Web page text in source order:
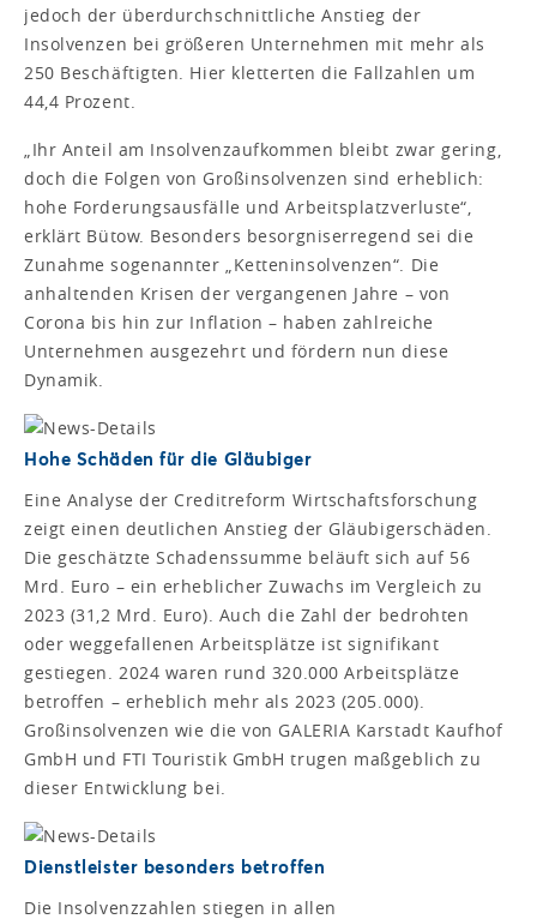
jedoch der überdurchschnittliche Anstieg der
Insolvenzen bei größeren Unternehmen mit mehr als
250 Beschäftigten. Hier kletterten die Fallzahlen um
44,4 Prozent.
„Ihr Anteil am Insolvenzaufkommen bleibt zwar gering,
doch die Folgen von Großinsolvenzen sind erheblich:
hohe Forderungsausfälle und Arbeitsplatzverluste“,
erklärt Bütow. Besonders besorgniserregend sei die
Zunahme sogenannter „Ketteninsolvenzen“. Die
anhaltenden Krisen der vergangenen Jahre – von
Corona bis hin zur Inflation – haben zahlreiche
Unternehmen ausgezehrt und fördern nun diese
Dynamik.
Hohe Schäden für die Gläubiger
Eine Analyse der Creditreform Wirtschaftsforschung
zeigt einen deutlichen Anstieg der Gläubigerschäden.
Die geschätzte Schadenssumme beläuft sich auf 56
Mrd. Euro – ein erheblicher Zuwachs im Vergleich zu
2023 (31,2 Mrd. Euro). Auch die Zahl der bedrohten
oder weggefallenen Arbeitsplätze ist signifikant
gestiegen. 2024 waren rund 320.000 Arbeitsplätze
betroffen – erheblich mehr als 2023 (205.000).
Großinsolvenzen wie die von GALERIA Karstadt Kaufhof
GmbH und FTI Touristik GmbH trugen maßgeblich zu
dieser Entwicklung bei.
Dienstleister besonders betroffen
Die Insolvenzzahlen stiegen in allen